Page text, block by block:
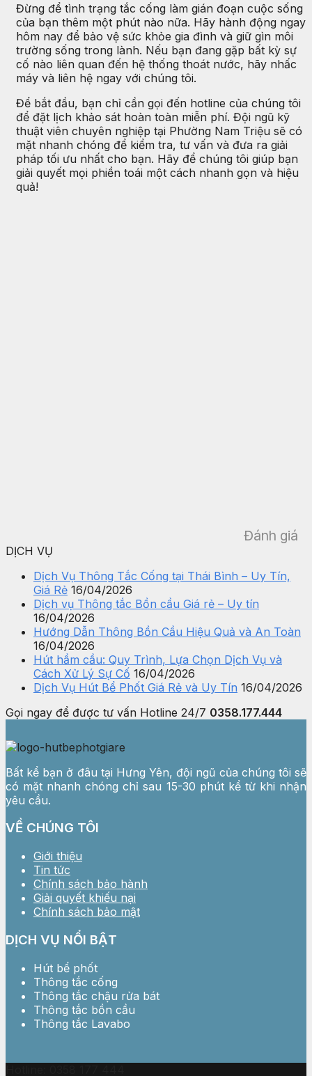
Đừng để tình trạng tắc cống làm gián đoạn cuộc sống
của bạn thêm một phút nào nữa. Hãy hành động ngay
hôm nay để bảo vệ sức khỏe gia đình và giữ gìn môi
trường sống trong lành. Nếu bạn đang gặp bất kỳ sự
cố nào liên quan đến hệ thống thoát nước, hãy nhấc
máy và liên hệ ngay với chúng tôi.
Để bắt đầu, bạn chỉ cần gọi đến hotline của chúng tôi
để đặt lịch khảo sát hoàn toàn miễn phí. Đội ngũ kỹ
thuật viên chuyên nghiệp tại Phường Nam Triệu sẽ có
mặt nhanh chóng để kiểm tra, tư vấn và đưa ra giải
pháp tối ưu nhất cho bạn. Hãy để chúng tôi giúp bạn
giải quyết mọi phiền toái một cách nhanh gọn và hiệu
quả!
Đánh giá
DỊCH VỤ
Dịch Vụ Thông Tắc Cống tại Thái Bình – Uy Tín,
Giá Rẻ 16/04/2026
Dịch vụ Thông tắc Bồn cầu Giá rẻ – Uy tín
16/04/2026
Hướng Dẫn Thông Bồn Cầu Hiệu Quả và An Toàn
16/04/2026
Hút hầm cầu: Quy Trình, Lựa Chọn Dịch Vụ và
Cách Xử Lý Sự Cố 16/04/2026
Dịch Vụ Hút Bể Phốt Giá Rẻ và Uy Tín 16/04/2026
Gọi ngay để được tư vấn Hotline 24/7 0358.177.444
Bất kể bạn ở đâu tại Hưng Yên, đội ngũ của chúng tôi sẽ
có mặt nhanh chóng chỉ sau 15-30 phút kể từ khi nhận
yêu cầu.
VỀ CHÚNG TÔI
Giới thiệu
Tin tức
Chính sách bảo hành
Giải quyết khiếu nại
Chính sách bảo mật
DỊCH VỤ NỔI BẬT
Hút bể phốt
Thông tắc cống
Thông tắc chậu rửa bát
Thông tắc bồn cầu
Thông tắc Lavabo